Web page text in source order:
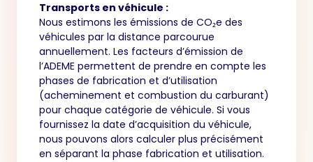
Transports en véhicule :
Nous estimons les émissions de CO₂e des
véhicules par la distance parcourue
annuellement. Les facteurs d’émission de
l’ADEME permettent de prendre en compte les
phases de fabrication et d’utilisation
(acheminement et combustion du carburant)
pour chaque catégorie de véhicule. Si vous
fournissez la date d’acquisition du véhicule,
nous pouvons alors calculer plus précisément
en séparant la phase fabrication et utilisation.